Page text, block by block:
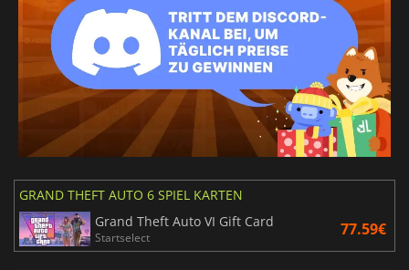
GRAND THEFT AUTO 6 SPIEL KARTEN
Grand Theft Auto VI Gift Card
Startselect 77.59€